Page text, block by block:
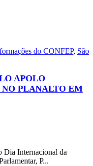
do CONFEP, São
APOLO
PLANALTO EM
Dia Internacional da
P...